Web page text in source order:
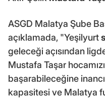
ASGD Malatya Şube
açıklamada, "Yeşilyurt
geleceği açısından
Mustafa Taşar
başarabileceğine
kapasitesi ve Malatya